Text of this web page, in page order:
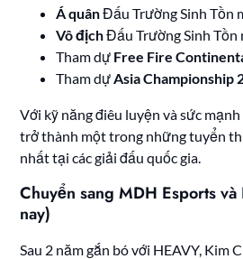
Á quânĐấu Trường Sinh Tồn
Vô địchĐấu Trường Sinh Tồn
Tham dự Free Fire
Tham dự Asia Championship
Với kỹ năng điêu luyện và sức
trở thành một trong những tuyển
nhất tại các giải đấu quốc gia.
Chuyển sang MDH Esports
nay)
Sau 2 năm gắn bó với HEAVY, Kim